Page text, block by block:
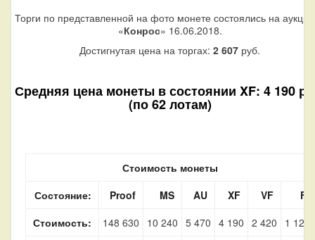
Торги по представленной на фото монете состоялись на
«Конрос» 16.06.2018.
Достигнутая цена на торгах: 2 607 руб.
Средняя цена монеты в состоянии XF: 4 190
(по 62 лотам)
Стоимость монеты
Состояние:
Proof MS AU XF VF
F
Стоимость:
148 630 10 240 5 470 4 190 2 420
1 120